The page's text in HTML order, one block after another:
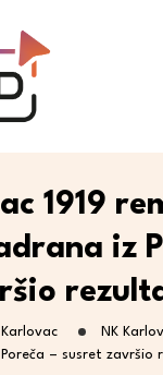
1919
iz
Karlovac
NK
– susret završio